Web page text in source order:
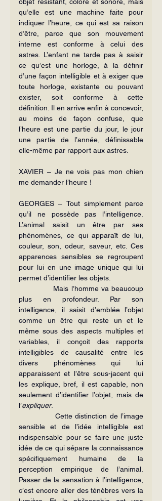
qu’elle est une machine faite pour
indiquer l’heure, ce qui est sa raison
d’être, parce que son mouvement
interne est conforme à celui des
astres. L’enfant ne tarde pas à saisir
ce qu’est une horloge, à la définir
d’une façon intelligible et à exiger que
toute horloge, existante ou pouvant
exister, soit conforme à cette
définition. Il en arrive enfin à concevoir,
au moins de façon confuse, que
l’heure est une partie du jour, le jour
une partie de l’année, définissable
elle-même par rapport aux astres.
XAVIER – Je ne vois pas mon chien
me demander l’heure !
GEORGES – Tout simplement parce
qu’il ne possède pas l’intelligence.
L’animal saisit un être par ses
phénomènes, ce qui apparaît de lui,
couleur, son, odeur, saveur, etc. Ces
apparences sensibles se regroupent
pour lui en une image unique qui lui
permet d’identifier les objets.
Mais l’homme va beaucoup
plus en profondeur. Par son
intelligence, il saisit d’emblée l’objet
comme un être qui reste un et le
même sous des aspects multiples et
variables, il conçoit des rapports
intelligibles de causalité entre les
divers phénomènes qui lui
apparaissent et l’être sous-jacent qui
les explique, bref, il est capable, non
seulement d’identifier l’objet, mais de
l’expliquer.
Cette distinction de l’image
sensible et de l’idée intelligible est
indispensable pour se faire une juste
idée de ce qui sépare la connaissance
spécifiquement humaine de la
perception empirique de l’animal.
Passer de la sensation à l’intelligence,
c’est encore aller des ténèbres vers la